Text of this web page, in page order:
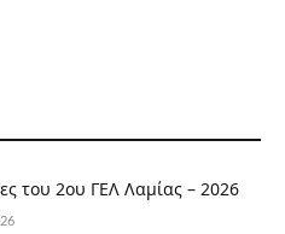
του 2ου ΓΕΛ Λαμίας – 2026